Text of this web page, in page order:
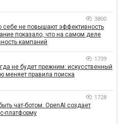
3800
себе не повышают эффективность
показало, что на самом деле
кампаний
1739
не будет прежним: искусственный
меняет правила поиска
1728
чат-ботом. OpenAI создает
платформу